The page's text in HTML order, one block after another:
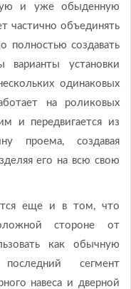
и уже обыденную
частично объединять
создавать
варианты установки
одинаковых
на роликовых
и передвигается из
проема, создавая
его на всю свою
еще и в том, что
стороне от
как обычную
сегмент
навеса и дверной